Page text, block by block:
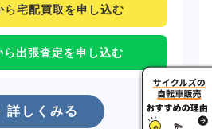
ら宅配買取を申し込む
ら出張査定を申し込む
詳しくみる